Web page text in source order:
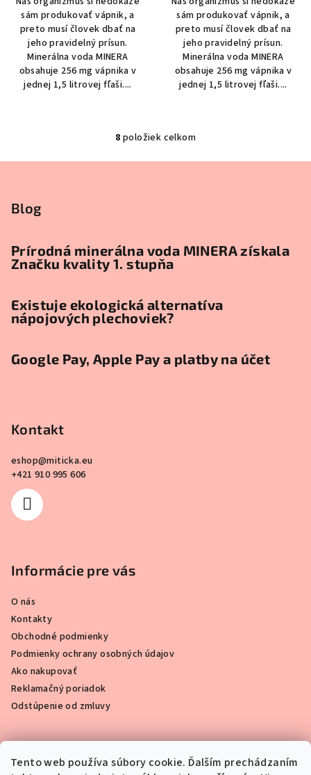
Tento web používa súbory cookie. Ďalším prechádzaním
sám produkovať vápnik, a
preto musí človek dbať na
jeho pravidelný prísun.
Minerálna voda MINERA
obsahuje 256 mg vápnika v
jednej 1,5 litrovej fľaši....
sám produkovať vápnik, a
preto musí človek dbať na
jeho pravidelný prísun.
Minerálna voda MINERA
obsahuje 256 mg vápnika v
jednej 1,5 litrovej fľaši....
O
v
i
e
r
v
v
8 položiek celkom
Blog
Prírodná minerálna voda MINERA získala
Značku kvality 1. stupňa
Existuje ekologická alternatíva
nápojových plechoviek?
Google Pay, Apple Pay a platby na účet
Kontakt
eshop@miticka.eu
+421 910 995 606
Informácie pre vás
O nás
Kontakty
Obchodné podmienky
Podmienky ochrany osobných údajov
Ako nakupovať
Reklamačný poriadok
Odstúpenie od zmluvy
Prijímame online platby